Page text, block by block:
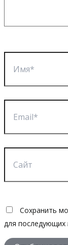
Сохранить
для последующих